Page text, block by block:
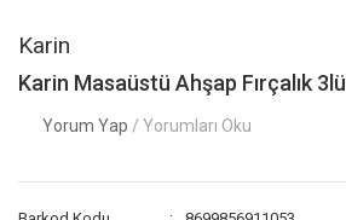
Karin
Karin Masaüstü Ahşap Fırçalık 3lü
Yorum Yap / Yorumları Oku